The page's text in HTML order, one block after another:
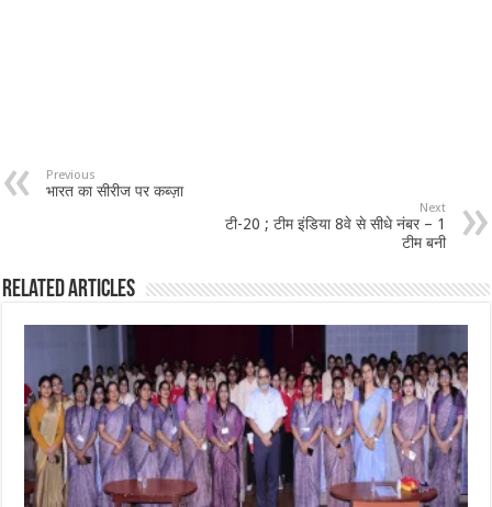
Previous
भारत का सीरीज पर कब्ज़ा
Next
टी-20 ; टीम इंडिया 8वे से सीधे नंबर – 1
टीम बनी
Related Articles